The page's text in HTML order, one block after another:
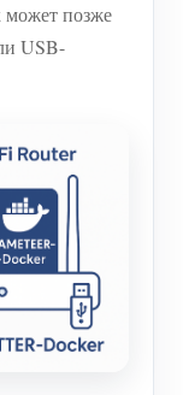
может позже
USB-